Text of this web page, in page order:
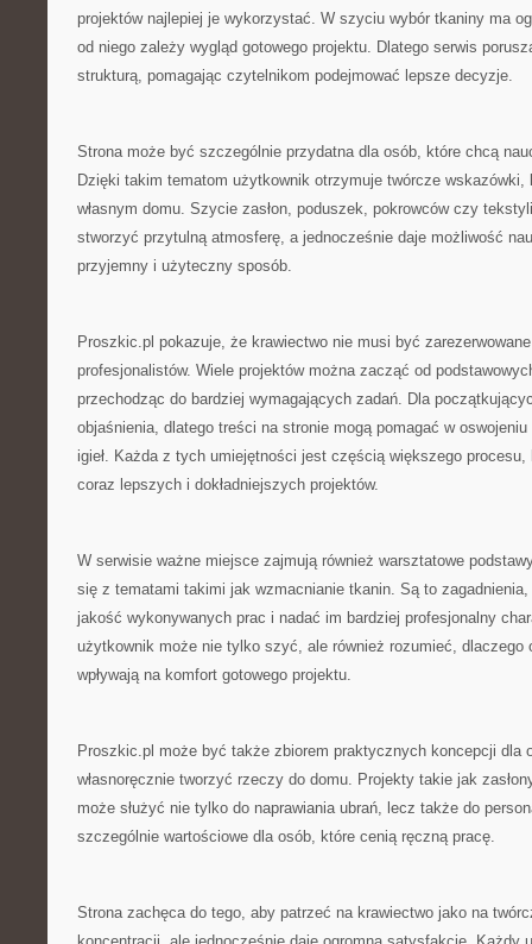
projektów najlepiej je wykorzystać. W szyciu wybór tkaniny ma
od niego zależy wygląd gotowego projektu. Dlatego serwis
strukturą, pomagając czytelnikom podejmować lepsze decyzje.
Strona może być szczególnie przydatna dla osób, które chcą
Dzięki takim tematom użytkownik otrzymuje twórcze
własnym domu. Szycie zasłon, poduszek, pokrowców czy
stworzyć przytulną atmosferę, a jednocześnie daje możliwość
przyjemny i użyteczny sposób.
Proszkic.pl pokazuje, że krawiectwo nie musi być
profesjonalistów. Wiele projektów można zacząć od
przechodząc do bardziej wymagających zadań. Dla
objaśnienia, dlatego treści na stronie mogą pomagać w
igieł. Każda z tych umiejętności jest częścią większego
coraz lepszych i dokładniejszych projektów.
W serwisie ważne miejsce zajmują również warsztatowe
się z tematami takimi jak wzmacnianie tkanin. Są to
jakość wykonywanych prac i nadać im bardziej profesjonalny
użytkownik może nie tylko szyć, ale również rozumieć, dlaczego
wpływają na komfort gotowego projektu.
Proszkic.pl może być także zbiorem praktycznych koncepcji dla
własnoręcznie tworzyć rzeczy do domu. Projekty takie jak
może służyć nie tylko do naprawiania ubrań, lecz także do
szczególnie wartościowe dla osób, które cenią ręczną pracę.
Strona zachęca do tego, aby patrzeć na krawiectwo jako na